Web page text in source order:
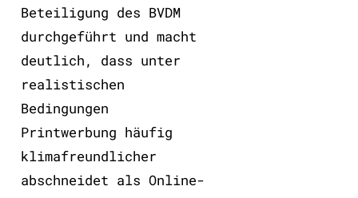
Beteiligung des BVDM
durchgeführt und macht
deutlich, dass unter
realistischen
Bedingungen
Printwerbung häufig
klimafreundlicher
abschneidet als Online-